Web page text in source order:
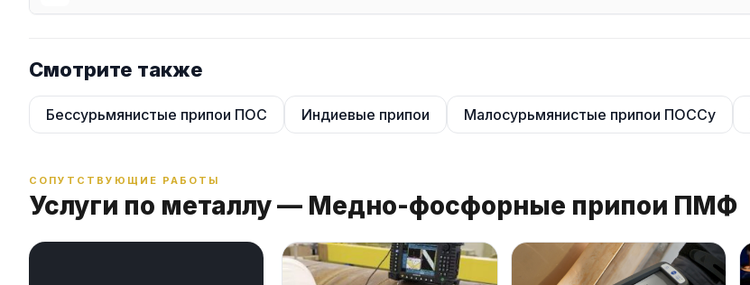
Смотрите также
Бессурьмянистые припои ПОС Индиевые припои Малосурьмянистые припои ПОССу
СОПУТСТВУЮЩИЕ РАБОТЫ
Услуги по металлу — Медно-фосфорные припои ПМФ